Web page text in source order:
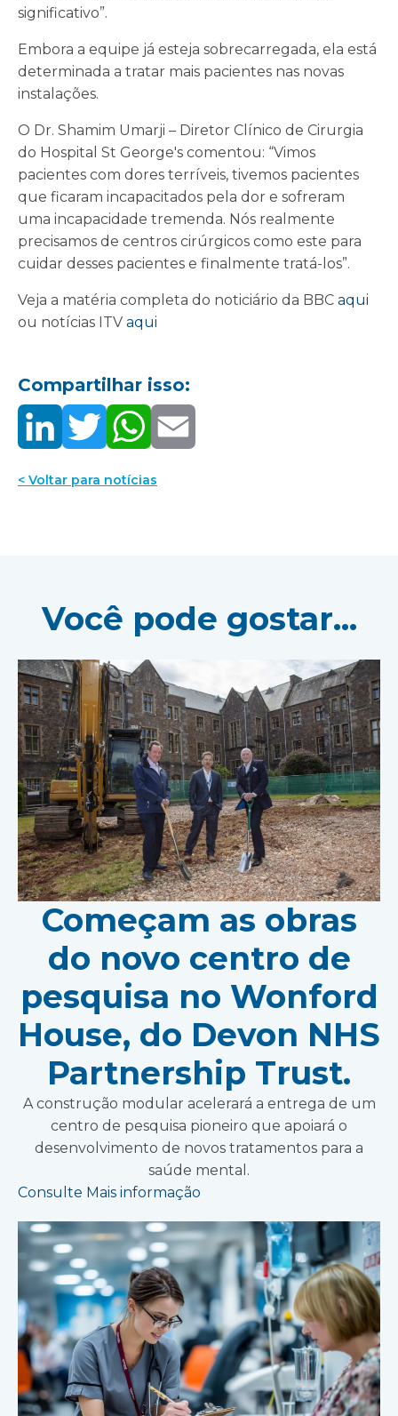
significativo”.
Embora a equipe já esteja sobrecarregada, ela está
determinada a tratar mais pacientes nas novas
instalações.
O Dr. Shamim Umarji – Diretor Clínico de Cirurgia
do Hospital St George's comentou: “Vimos
pacientes com dores terríveis, tivemos pacientes
que ficaram incapacitados pela dor e sofreram
uma incapacidade tremenda. Nós realmente
precisamos de centros cirúrgicos como este para
cuidar desses pacientes e finalmente tratá-los”.
Veja a matéria completa do noticiário da BBC aqui
ou notícias ITV aqui
Compartilhar isso:
< Voltar para notícias
Você pode gostar...
Começam as obras
do novo centro de
pesquisa no Wonford
House, do Devon NHS
Partnership Trust.
A construção modular acelerará a entrega de um
centro de pesquisa pioneiro que apoiará o
desenvolvimento de novos tratamentos para a
saúde mental.
Consulte Mais informação